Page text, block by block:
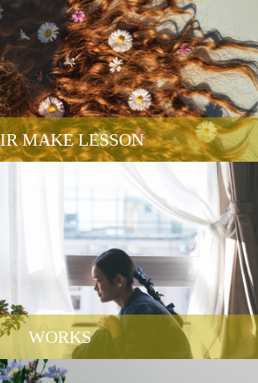
MAKE LESSON
WORKS